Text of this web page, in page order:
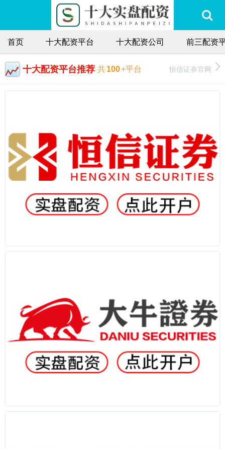
首页 十大配资平台 十大配资公司 前三配资
十大配资平台推荐 共100+平台 恒信证券官网